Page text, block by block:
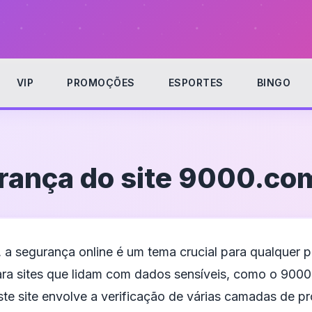
VIP PROMOÇÕES ESPORTES BINGO
do site
segurança online é um tema crucial para qualquer
sites que lidam com dados sensíveis, como o
site envolve a verificação de várias camadas de